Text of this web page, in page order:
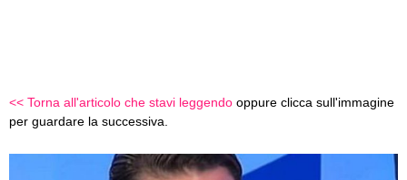
<< Torna all'articolo che stavi leggendo oppure clicca sull'immagine
per guardare la successiva.